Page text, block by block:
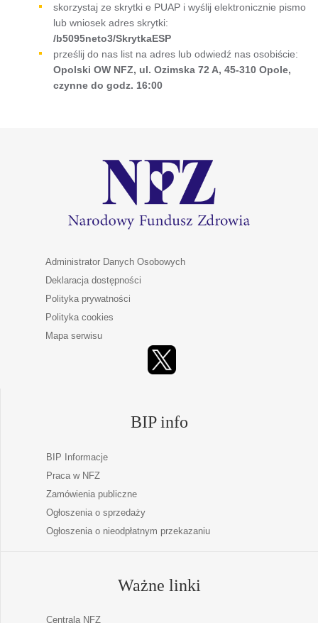
skorzystaj ze skrytki e PUAP i wyślij elektronicznie pismo
lub wniosek adres skrytki:
/b5095neto3/SkrytkaESP
prześlij do nas list na adres lub odwiedź nas osobiście:
Opolski OW NFZ, ul. Ozimska 72 A, 45-310 Opole,
czynne do godz. 16:00
Administrator Danych Osobowych
Deklaracja dostępności
Polityka prywatności
Polityka cookies
Mapa serwisu
BIP info
BIP Informacje
Praca w NFZ
Zamówienia publiczne
Ogłoszenia o sprzedaży
Ogłoszenia o nieodpłatnym przekazaniu
Ważne linki
Centrala NFZ